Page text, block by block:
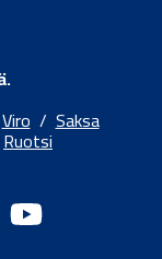
Viro/Saksa
Ruotsi